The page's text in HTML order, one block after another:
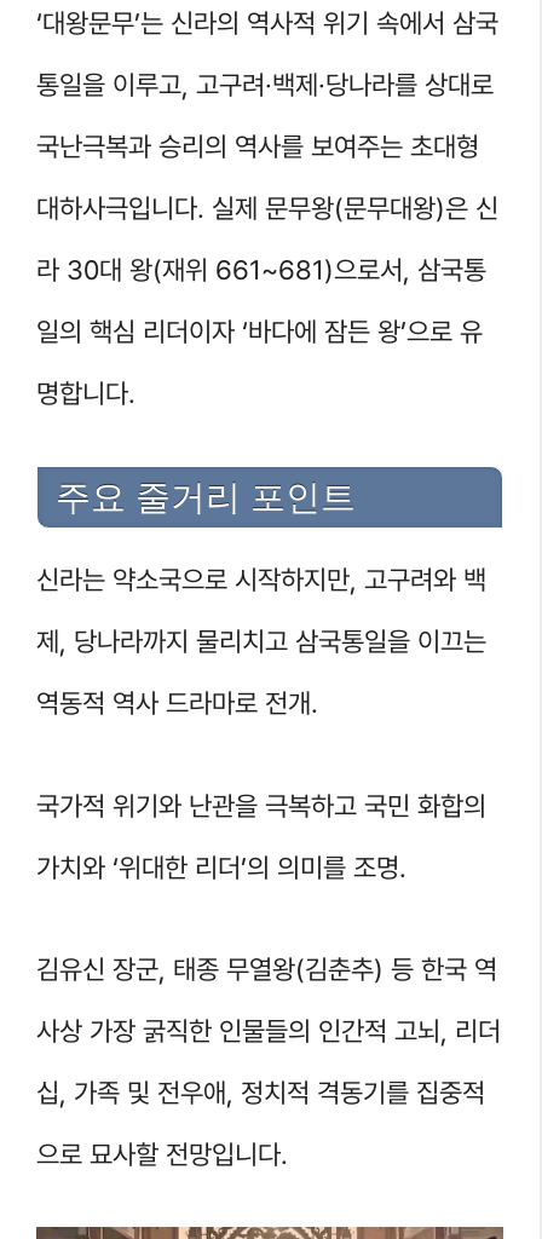
‘대왕문무’는 신라의 역사적 위기 속에서 삼국
통일을 이루고, 고구려·백제·당나라를 상대로
국난극복과 승리의 역사를 보여주는 초대형
대하사극입니다. 실제 문무왕(문무대왕)은 신
라 30대 왕(재위 661~681)으로서, 삼국통
일의 핵심 리더이자 ‘바다에 잠든 왕’으로 유
명합니다.
주요 줄거리 포인트
신라는 약소국으로 시작하지만, 고구려와 백
제, 당나라까지 물리치고 삼국통일을 이끄는
역동적 역사 드라마로 전개.
국가적 위기와 난관을 극복하고 국민 화합의
가치와 ‘위대한 리더’의 의미를 조명.
김유신 장군, 태종 무열왕(김춘추) 등 한국 역
사상 가장 굵직한 인물들의 인간적 고뇌, 리더
십, 가족 및 전우애, 정치적 격동기를 집중적
으로 묘사할 전망입니다.